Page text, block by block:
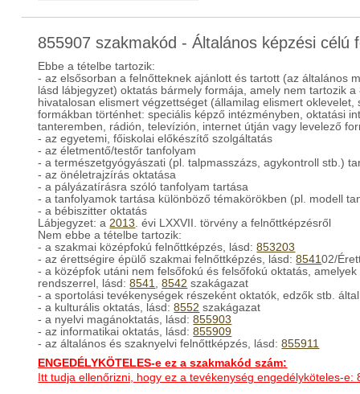
855907 szakmakód - Általános képzési célú
Ebbe a tételbe tartozik:
- az elsősorban a felnőtteknek ajánlott és tartott (az általános
lásd lábjegyzet) oktatás bármely formája, amely nem tartozik
hivatalosan elismert végzettséget (államilag elismert
formákban történhet: speciális képző intézményben, oktatási
tanteremben, rádión, televízión, internet útján vagy levelező
- az egyetemi, főiskolai előkészítő szolgáltatás
- az életmentő/testőr tanfolyam
- a természetgyógyászati (pl. talpmasszázs, agykontroll stb.)
- az önéletrajzírás oktatása
- a pályázatírásra szóló tanfolyam tartása
- a tanfolyamok tartása különböző témakörökben (pl. modell
- a bébiszitter oktatás
Lábjegyzet: a2013. évi LXXVII. törvény a felnőttképzésről
Nem ebbe a tételbe tartozik:
- a szakmai középfokú felnőttképzés, lásd:853203
- az érettségire épülő szakmai felnőttképzés, lásd:854102/
- a középfok utáni nem felsőfokú és felsőfokú oktatás,
rendszerrel, lásd:8541,8542 szakágazat
- a sportolási tevékenységek részeként oktatók, edzők stb.
- a kulturális oktatás, lásd:8552 szakágazat
- a nyelvi magánoktatás, lásd:855903
- az informatikai oktatás, lásd:855909
- az általános és szaknyelvi felnőttképzés, lásd:855911
ENGEDÉLYKÖTELES-e ez a szakmakód szám:
Itt tudja ellenőrizni, hogy ez a tevékenység engedélyköteles-e: